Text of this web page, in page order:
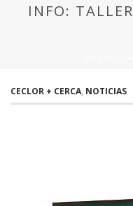
INFO: TALLER
CECLOR + CERCA, NOTICIAS